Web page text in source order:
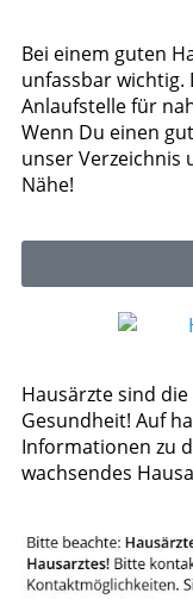
Bei einem guten
unfassbar wichtig.
Anlaufstelle für
Wenn Du einen
unser Verzeichnis
Nähe!
Hausärzte sind
Gesundheit! Auf
Informationen zu
wachsendes